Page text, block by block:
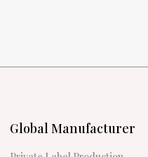
Global Manufacturer